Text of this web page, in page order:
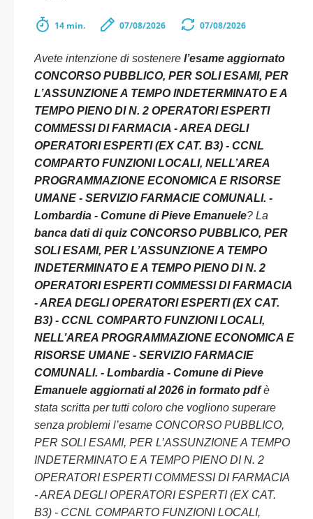
14 min. 07/08/2026 07/08/2026
Avete intenzione di sostenere l’esame aggiornato
CONCORSO PUBBLICO, PER SOLI ESAMI, PER
L’ASSUNZIONE A TEMPO INDETERMINATO E A
TEMPO PIENO DI N. 2 OPERATORI ESPERTI
COMMESSI DI FARMACIA - AREA DEGLI
OPERATORI ESPERTI (EX CAT. B3) - CCNL
COMPARTO FUNZIONI LOCALI, NELL’AREA
PROGRAMMAZIONE ECONOMICA E RISORSE
UMANE - SERVIZIO FARMACIE COMUNALI. -
Lombardia - Comune di Pieve Emanuele? La
banca dati di quiz CONCORSO PUBBLICO, PER
SOLI ESAMI, PER L’ASSUNZIONE A TEMPO
INDETERMINATO E A TEMPO PIENO DI N. 2
OPERATORI ESPERTI COMMESSI DI FARMACIA
- AREA DEGLI OPERATORI ESPERTI (EX CAT.
B3) - CCNL COMPARTO FUNZIONI LOCALI,
NELL’AREA PROGRAMMAZIONE ECONOMICA E
RISORSE UMANE - SERVIZIO FARMACIE
COMUNALI. - Lombardia - Comune di Pieve
Emanuele aggiornati al 2026 in formato pdfè
stata scritta per tutti coloro che vogliono superare
senza problemi l’esame CONCORSO PUBBLICO,
PER SOLI ESAMI, PER L’ASSUNZIONE A TEMPO
INDETERMINATO E A TEMPO PIENO DI N. 2
OPERATORI ESPERTI COMMESSI DI FARMACIA
- AREA DEGLI OPERATORI ESPERTI (EX CAT.
B3) - CCNL COMPARTO FUNZIONI LOCALI,